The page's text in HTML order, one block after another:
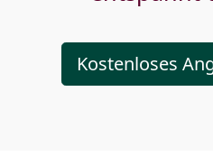
Kostenloses